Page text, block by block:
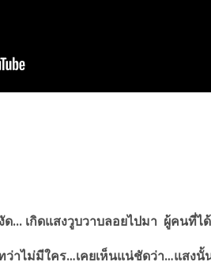
ด... เกิดแสงวูบวาบลอยไปมา ผู้คนที่ไ
ว่าไม่มีใคร…เคยเห็นแน่ชัดว่า…แสงนั้